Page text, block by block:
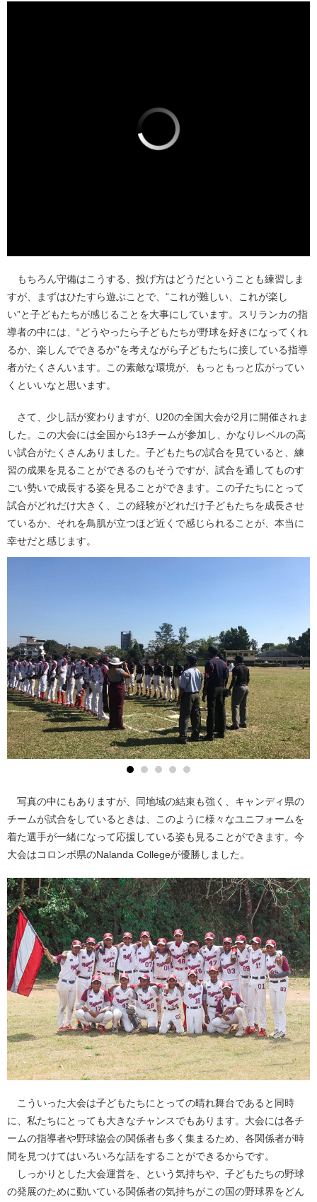
もちろん守備はこうする、投げ方はどうだということも練習しま
すが、まずはひたすら遊ぶことで、“これが難しい、これが楽し
い”と子どもたちが感じることを大事にしています。スリランカの指
導者の中には、“どうやったら子どもたちが野球を好きになってくれ
るか、楽しんでできるか”を考えながら子どもたちに接している指導
者がたくさんいます。この素敵な環境が、もっともっと広がってい
くといいなと思います。
さて、少し話が変わりますが、U20の全国大会が2月に開催されま
した。この大会には全国から13チームが参加し、かなりレベルの高
い試合がたくさんありました。子どもたちの試合を見ていると、練
習の成果を見ることができるのもそうですが、試合を通してものす
ごい勢いで成長する姿を見ることができます。この子たちにとって
試合がどれだけ大きく、この経験がどれだけ子どもたちを成長させ
ているか、それを鳥肌が立つほど近くで感じられることが、本当に
幸せだと感じます。
写真の中にもありますが、同地域の結束も強く、キャンディ県の
チームが試合をしているときは、このように様々なユニフォームを
着た選手が一緒になって応援している姿も見ることができます。今
大会はコロンボ県のNalanda Collegeが優勝しました。
こういった大会は子どもたちにとっての晴れ舞台であると同時
に、私たちにとっても大きなチャンスでもあります。大会には各チ
ームの指導者や野球協会の関係者も多く集まるため、各関係者が時
間を見つけてはいろいろな話をすることができるからです。
しっかりとした大会運営を、という気持ちや、子どもたちの野球
の発展のために動いている関係者の気持ちがこの国の野球界をどん